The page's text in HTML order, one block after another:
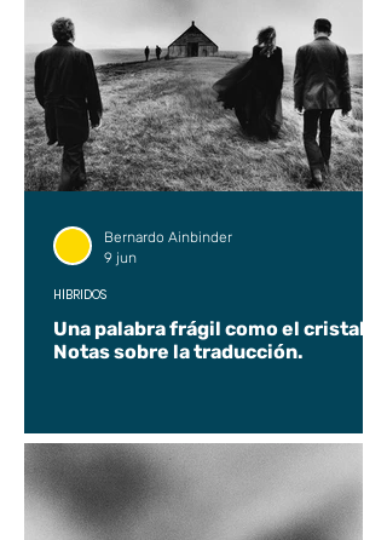
Una palabra frágil como el cristal.
Notas sobre la traducción.
HÍBRIDOS
Bernardo Ainbinder
9 jun